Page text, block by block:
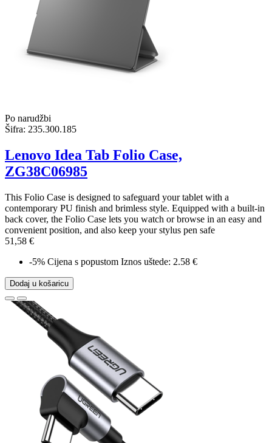
Po narudžbi
Šifra: 235.300.185
Lenovo Idea Tab Folio Case,
ZG38C06985
This Folio Case is designed to safeguard your tablet with a
contemporary PU finish and brimless style. Equipped with a built-in
back cover, the Folio Case lets you watch or browse in an easy and
convenient position, and also keep your stylus pen safe
51,58 €
-5% Cijena s popustom Iznos uštede: 2.58 €
Dodaj u košaricu